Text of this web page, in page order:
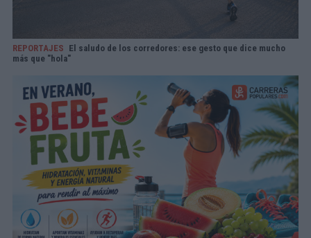
REPORTAJES El saludo de los corredores: ese gesto que dice mucho
más que "hola"